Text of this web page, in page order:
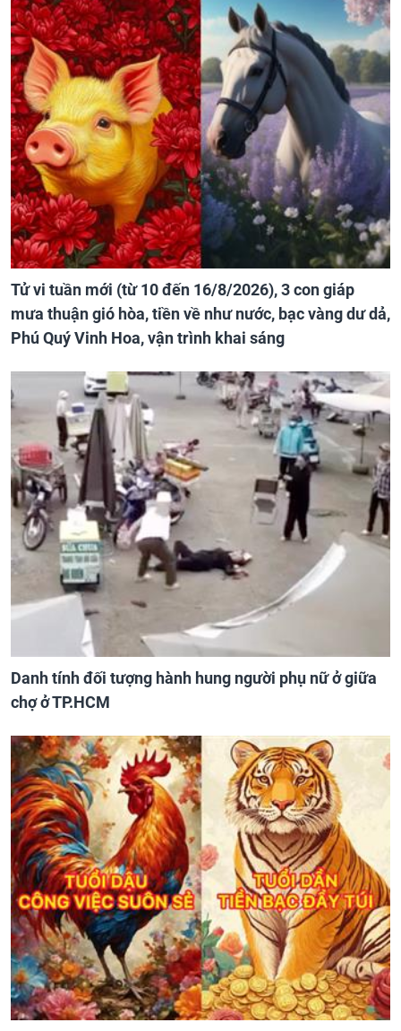
Tử vi tuần mới (từ 10 đến 16/8/2026), 3 con giáp
mưa thuận gió hòa, tiền về như nước, bạc vàng dư dả,
Phú Quý Vinh Hoa, vận trình khai sáng
Danh tính đối tượng hành hung người phụ nữ ở giữa
chợ ở TP.HCM